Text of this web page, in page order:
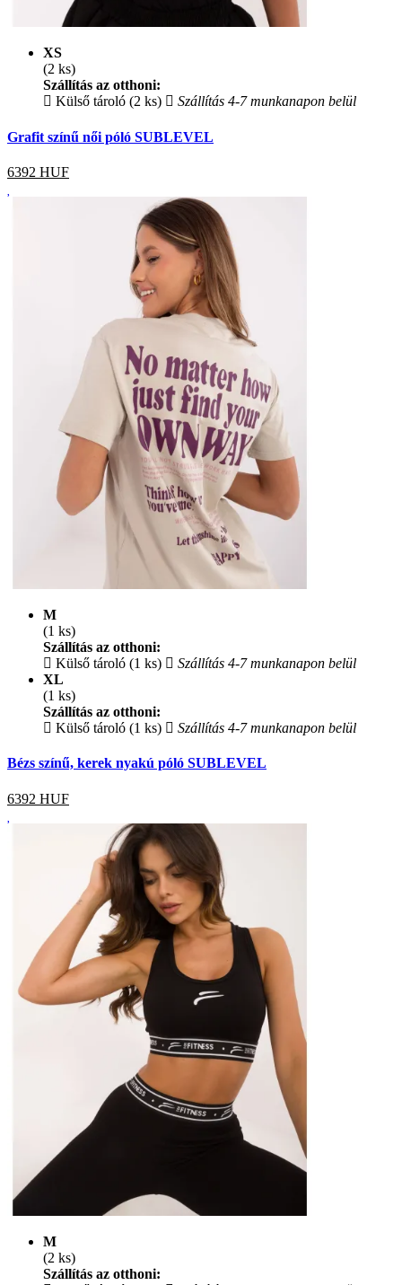
XS
(2 ks)
Szállítás az otthoni:
Külső tároló (2 ks)
Szállítás 4-7 munkanapon belül
Grafit színű női póló SUBLEVEL
6392 HUF
M
(1 ks)
Szállítás az otthoni:
Külső tároló (1 ks)
Szállítás 4-7 munkanapon belül
XL
(1 ks)
Szállítás az otthoni:
Külső tároló (1 ks)
Szállítás 4-7 munkanapon belül
Bézs színű, kerek nyakú póló SUBLEVEL
6392 HUF
M
(2 ks)
Szállítás az otthoni: